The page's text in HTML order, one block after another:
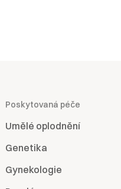
Poskytovaná péče
Umělé oplodnění
Genetika
Gynekologie